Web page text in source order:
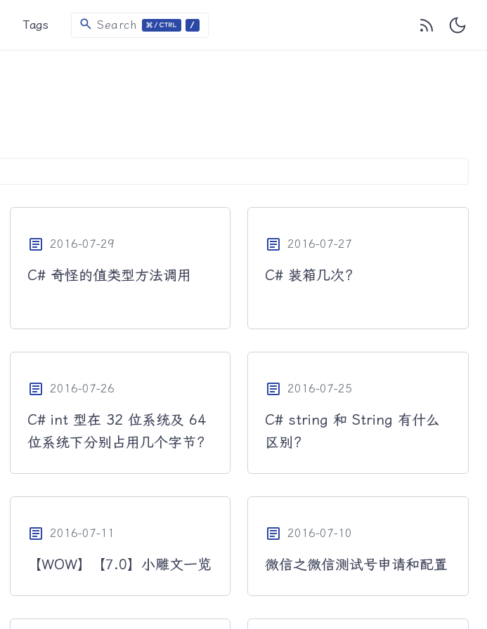
Tags search Search
article 2016-07-29
C# 奇怪的值类型方法调用
article 2016-07-27
C# 装箱几次?
article 2016-07-26
C# int 型在 32 位系统及 64
位系统下分别占用几个字节?
article 2016-07-25
C# string 和 String 有什么
区别?
article 2016-07-11
【WOW】【7.0】小雕文一览
article 2016-07-10
微信之微信测试号申请和配置